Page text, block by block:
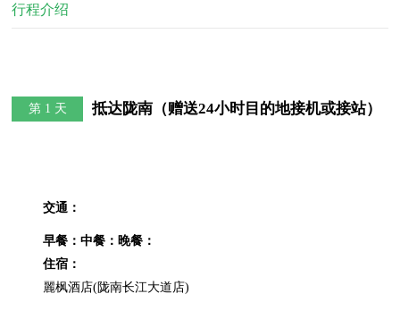
行程介绍
第 1 天 抵达陇南（赠送24小时目的地接机或接站）
交通：
早餐：中餐：晚餐：
住宿：